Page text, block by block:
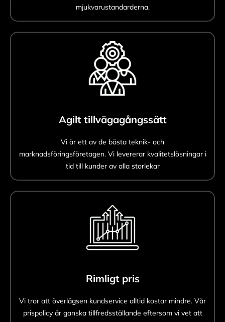
mjukvarustandarderna.
Agilt tillvägagångssätt
Vi är ett av de bästa teknik- och
marknadsföringsföretagen. Vi levererar kvalitetslösningar i
tid till kunder av alla storlekar
Rimligt pris
Vi tror att överlägsen kundservice alltid kostar mindre. Vår
prispolicy är ganska tillfredsställande eftersom vi vet att